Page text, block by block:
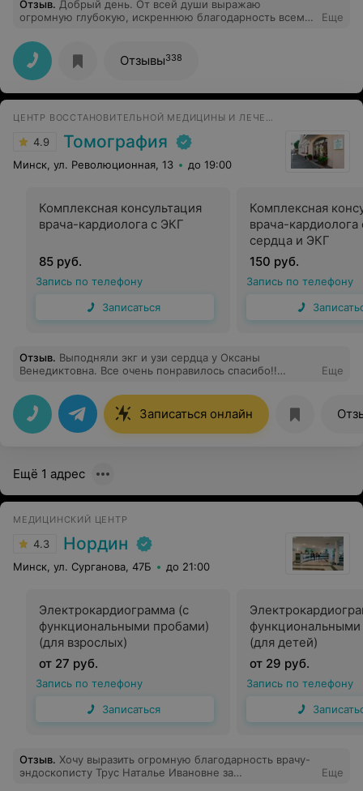
Отзыв. Добрый день. От всей души выражаю
огромную глубокую, искреннюю благодарность всем
и благородный труд. Особую благодарность выражаю
заведующему отделения Козлову Олегу Игоревичу за
высочайший профессионализм, чуткое отношение к
пациентам, внимание и доброту. Также благодарю
весь младший персонал и реанимационное отделение
внимательность. Пусть ваш благородный труд
приносит вам лишь радость и удовлетворение.
Огромное спасибо за ваши золотые руки.От пациента
Дмитрия Шут
Еще
Отзывы338
ЦЕНТР ВОССТАНОВИТЕЛЬНОЙ МЕДИЦИНЫ И ЛЕЧЕНИЯ БОЛИ
4.9 Томография
Минск, ул. Революционная, 13 до 19:00
Комплексная консультация
врача-кардиолога с ЭКГ
85 руб.
Запись по телефону
Записаться
Комплексная
врача-
сердца и ЭКГ
150 руб.
Запись по телефону
Отзыв. Выподняли экг и узи сердца у Оксаны
Венедиктовна. Все очень понравилось спасибо!!
Еще
Записаться онлайн
Ещё 1 адрес
МЕДИЦИНСКИЙ ЦЕНТР
4.3 Нордин
Минск, ул. Сурганова, 47Б до 21:00
Электрокардиограмма (с
функциональными пробами)
(для взрослых)
от 27 руб.
Запись по телефону
Записаться
(для детей)
от 29 руб.
Запись по телефону
Отзыв. Хочу выразить огромную благодарность врачу-
эндоскописту Трус Наталье Ивановне за
Еще